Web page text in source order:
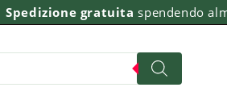
Spedizione gratuita spendendo